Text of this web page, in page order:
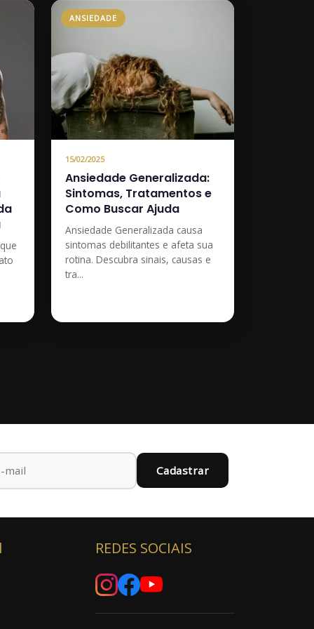
ANSIEDADE
15/02/2025
Ansiedade Generalizada:
Sintomas, Tratamentos e
Como Buscar Ajuda
Ansiedade Generalizada causa
sintomas debilitantes e afeta sua
rotina. Descubra sinais, causas e
tra...
Cadastrar
REDES SOCIAIS